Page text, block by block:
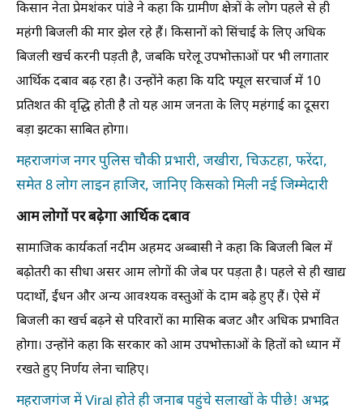
किसान नेता प्रेमशंकर पांडे ने कहा कि ग्रामीण क्षेत्रों के लोग पहले से ही
महंगी बिजली की मार झेल रहे हैं। किसानों को सिंचाई के लिए अधिक
बिजली खर्च करनी पड़ती है, जबकि घरेलू उपभोक्ताओं पर भी लगातार
आर्थिक दबाव बढ़ रहा है। उन्होंने कहा कि यदि फ्यूल सरचार्ज में 10
प्रतिशत की वृद्धि होती है तो यह आम जनता के लिए महंगाई का दूसरा
बड़ा झटका साबित होगा।
महराजगंज नगर पुलिस चौकी प्रभारी, जखीरा, चिऊटहा, फरेंदा,
समेत 8 लोग लाइन हाजिर, जानिए किसको मिली नई जिम्मेदारी
आम लोगों पर बढ़ेगा आर्थिक दबाव
सामाजिक कार्यकर्ता नदीम अहमद अब्बासी ने कहा कि बिजली बिल में
बढ़ोतरी का सीधा असर आम लोगों की जेब पर पड़ता है। पहले से ही खाद्य
पदार्थों, ईंधन और अन्य आवश्यक वस्तुओं के दाम बढ़े हुए हैं। ऐसे में
बिजली का खर्च बढ़ने से परिवारों का मासिक बजट और अधिक प्रभावित
होगा। उन्होंने कहा कि सरकार को आम उपभोक्ताओं के हितों को ध्यान में
रखते हुए निर्णय लेना चाहिए।
महराजगंज में Viral होते ही जनाब पहुंचे सलाखों के पीछे! अभद्र